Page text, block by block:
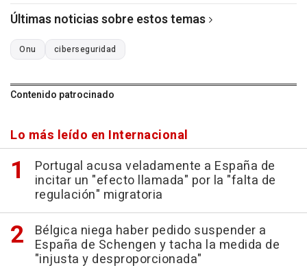
Últimas noticias sobre estos temas
Onu ciberseguridad
Contenido patrocinado
Lo más leído en Internacional
Portugal acusa veladamente a España de
incitar un "efecto llamada" por la "falta de
regulación" migratoria
Bélgica niega haber pedido suspender a
España de Schengen y tacha la medida de
"injusta y desproporcionada"